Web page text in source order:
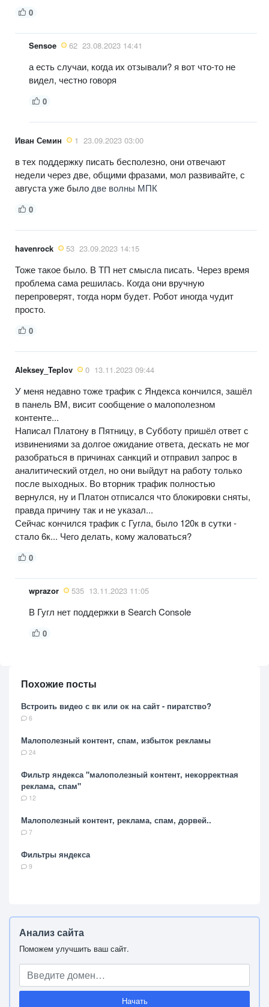
0
Sensoe 62 23.08.2023 14:41
а есть случаи, когда их отзывали? я вот что-то не
видел, честно говоря
0
Иван Семин 1 23.09.2023 03:00
в тех поддержку писать бесполезно, они отвечают
недели через две, общими фразами, мол развивайте, с
августа уже было две волны МПК
0
havenrock 53 23.09.2023 14:15
Тоже такое было. В ТП нет смысла писать. Через время
проблема сама решилась. Когда они вручную
перепроверят, тогда норм будет. Робот иногда чудит
просто.
0
Aleksey_Teplov 0 13.11.2023 09:44
У меня недавно тоже трафик с Яндекса кончился, зашёл
в панель ВМ, висит сообщение о малополезном
контенте...
Написал Платону в Пятницу, в Субботу пришёл ответ с
извинениями за долгое ожидание ответа, дескать не мог
разобраться в причинах санкций и отправил запрос в
аналитический отдел, но они выйдут на работу только
после выходных. Во вторник трафик полностью
вернулся, ну и Платон отписался что блокировки сняты,
правда причину так и не указал...
Сейчас кончился трафик с Гугла, было 120к в сутки -
стало 6к... Чего делать, кому жаловаться?
0
wprazor 535 13.11.2023 11:05
В Гугл нет поддержки в Search Console
0
Похожие посты
Встроить видео с вк или ок на сайт - пиратство?
6
Малополезный контент, спам, избыток рекламы
24
Фильтр яндекса "малополезный контент, некорректная
реклама, спам"
12
Малополезный контент, реклама, спам, дорвей..
7
Фильтры яндекса
9
Анализ сайта
Поможем улучшить ваш сайт.
Начать